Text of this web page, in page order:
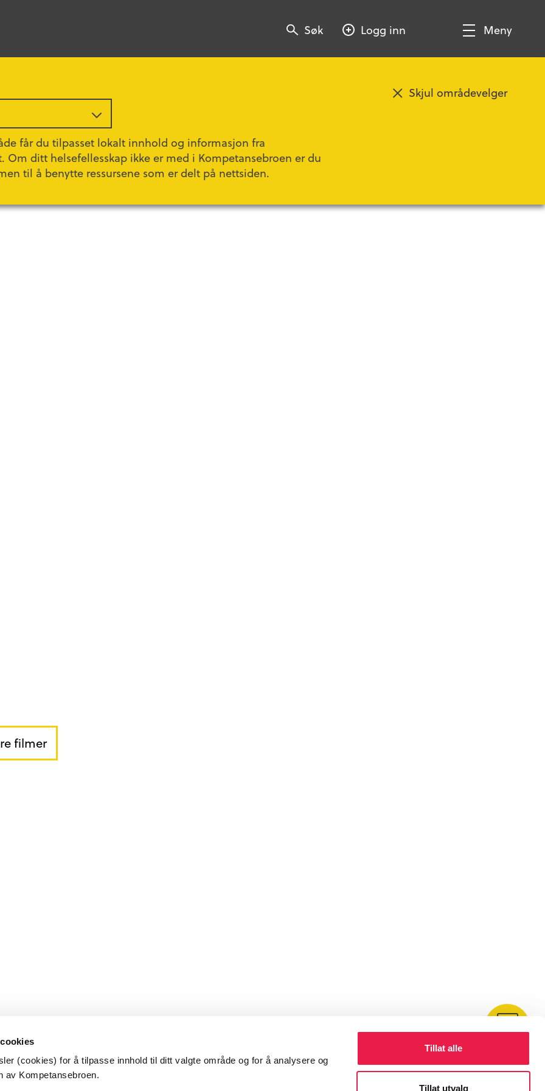
(cookies) for å tilpasse innhold til ditt valgte område og for å analysere og
av Kompetansebroen.
Tillat alle
Tillat utvalg
får du tilpasset lokalt innhold og informasjon fra
Om ditt helsefellesskap ikke er med i Kompetansebroen er du
til å benytte ressursene som er delt på nettsiden.
Skjul områdevelger
Søk
Søk Søk Logg inn
Vis/SkjulMeny
filmer
Kontakt